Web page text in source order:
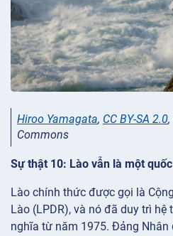
Hiroo Yamagata, CC BY-SA 2.0
Commons
Sự thật 10: Lào vẫn là một
Lào chính thức được gọi là
Lào (LPDR), và nó đã duy trì
nghĩa từ năm 1975. Đảng Nhân